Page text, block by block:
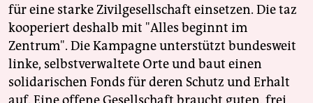
für eine starke Zivilgesellschaft einsetzen. Die taz
kooperiert deshalb mit "Alles beginnt im
Zentrum". Die Kampagne unterstützt bundesweit
linke, selbstverwaltete Orte und baut einen
solidarischen Fonds für deren Schutz und Erhalt
auf. Eine offene Gesellschaft braucht guten, frei